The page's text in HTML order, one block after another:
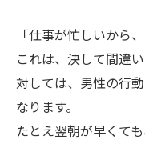
「仕事が忙しいから
これは、決して間違
対しては、男性の行
なります。
たとえ翌朝が早くて